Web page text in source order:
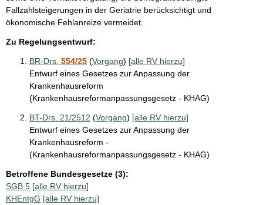
Fallzahlsteigerungen in der Geriatrie berücksichtigt und
ökonomische Fehlanreize vermeidet.
Zu Regelungsentwurf:
BR-Drs. 554/25 (Vorgang) [alle RV hierzu]
Entwurf eines Gesetzes zur Anpassung der
Krankenhausreform
(Krankenhausreformanpassungsgesetz - KHAG)
BT-Drs. 21/2512 (Vorgang) [alle RV hierzu]
Entwurf eines Gesetzes zur Anpassung der
Krankenhausreform -
(Krankenhausreformanpassungsgesetz - KHAG)
Betroffene Bundesgesetze (3):
SGB 5 [alle RV hierzu]
KHEntgG [alle RV hierzu]